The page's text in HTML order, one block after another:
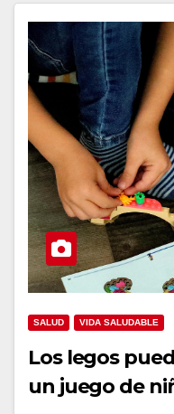
SALUD VIDA SALUDABLE
Los legos
un juego de